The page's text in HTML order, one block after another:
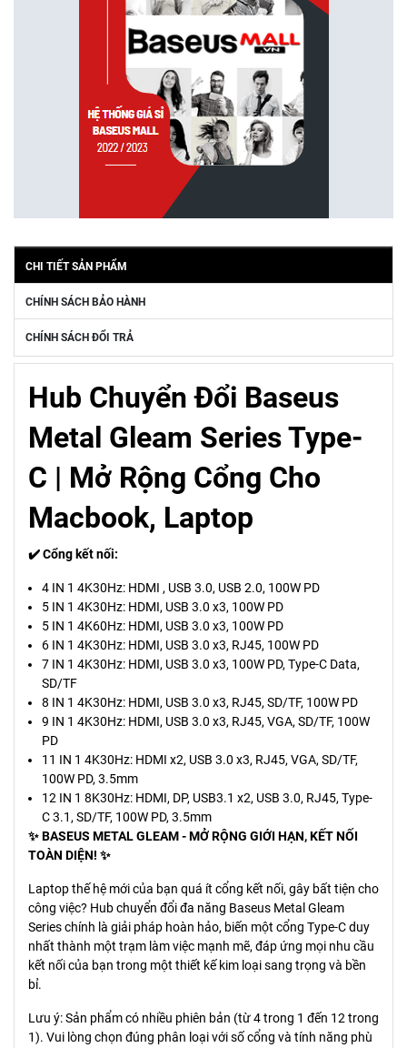
CHI TIẾT SẢN PHẨM
CHÍNH SÁCH BẢO HÀNH
CHÍNH SÁCH ĐỔI TRẢ
Hub Chuyển Đổi Baseus
Metal Gleam Series Type-
C | Mở Rộng Cổng Cho
Macbook, Laptop
✔️ Cổng kết nối:
4 IN 1 4K30Hz: HDMI , USB 3.0, USB 2.0, 100W PD
5 IN 1 4K30Hz: HDMI, USB 3.0 x3, 100W PD
5 IN 1 4K60Hz: HDMI, USB 3.0 x3, 100W PD
6 IN 1 4K30Hz: HDMI, USB 3.0 x3, RJ45, 100W PD
7 IN 1 4K30Hz: HDMI, USB 3.0 x3, 100W PD, Type-C Data,
SD/TF
8 IN 1 4K30Hz: HDMI, USB 3.0 x3, RJ45, SD/TF, 100W PD
9 IN 1 4K30Hz: HDMI, USB 3.0 x3, RJ45, VGA, SD/TF, 100W
PD
11 IN 1 4K30Hz: HDMI x2, USB 3.0 x3, RJ45, VGA, SD/TF,
100W PD, 3.5mm
12 IN 1 8K30Hz: HDMI, DP, USB3.1 x2, USB 3.0, RJ45, Type-
C 3.1, SD/TF, 100W PD, 3.5mm
✨ BASEUS METAL GLEAM - MỞ RỘNG GIỚI HẠN, KẾT NỐI
TOÀN DIỆN! ✨
Laptop thế hệ mới của bạn quá ít cổng kết nối, gây bất tiện cho
công việc? Hub chuyển đổi đa năng Baseus Metal Gleam
Series chính là giải pháp hoàn hảo, biến một cổng Type-C duy
nhất thành một trạm làm việc mạnh mẽ, đáp ứng mọi nhu cầu
kết nối của bạn trong một thiết kế kim loại sang trọng và bền
bỉ.
Lưu ý: Sản phẩm có nhiều phiên bản (từ 4 trong 1 đến 12 trong
1). Vui lòng chọn đúng phân loại với số cổng và tính năng phù